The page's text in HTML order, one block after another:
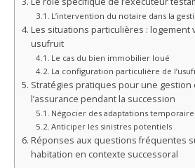
L’intervention du notaire dans la
Les situations particulières : logement
usufruit
Le cas du bien immobilier loué
La configuration particulière de
Stratégies pratiques pour une gestion
l’assurance pendant la succession
Négocier des adaptations
Anticiper les sinistres potentiels
Réponses aux questions fréquentes
habitation en contexte successoral